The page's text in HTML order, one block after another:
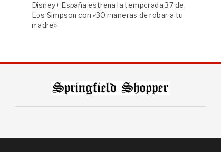
Disney+ España estrena la temporada 37 de
Los Simpson con «30 maneras de robar a tu
madre»